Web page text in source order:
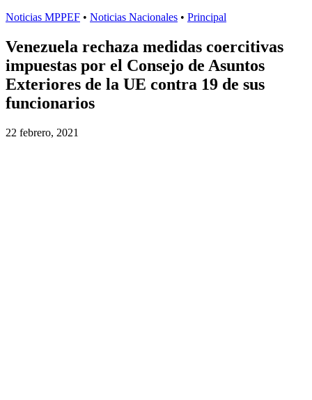
Noticias MPPEF • Noticias Nacionales • Principal
Venezuela rechaza medidas coercitivas
impuestas por el Consejo de Asuntos
Exteriores de la UE contra 19 de sus
funcionarios
22 febrero, 2021